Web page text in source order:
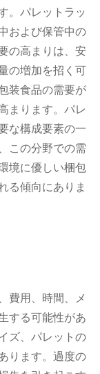
。パレットラッ
および保管中の
の高まりは、安
の増加を招く可
装食品の需要が
まります。パレ
な構成要素の一
この分野での需
境に優しい梱包
る傾向にありま
費用、時間、メ
する可能性があ
ズ、パレットの
ります。過度の